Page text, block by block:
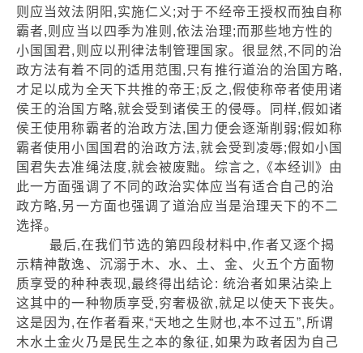
则应当效法阴阳,实施仁义;对于不经帝王授权而独自称
霸者,则应当以四季为准则,依法治理;而那些地方性的
小国国君,则应以刑律法制管理国家。很显然,不同的治
政方法有着不同的适用范围,只有推行道治的治国方略,
才足以成为全天下共推的帝王;反之,假使称帝者使用诸
侯王的治国方略,就会受到诸侯王的侵辱。同样,假如诸
侯王使用称霸者的治政方法,国力便会逐渐削弱;假如称
霸者使用小国国君的治政方法,就会受到凌辱;假如小国
国君失去准绳法度,就会被废黜。综言之,《本经训》由
此一方面强调了不同的政治实体应当有适合自己的治
政方略,另一方面也强调了道治应当是治理天下的不二
选择。
最后,在我们节选的第四段材料中,作者又逐个揭
示精神散逸、沉溺于木、水、土、金、火五个方面物
质享受的种种表现,最终得出结论: 统治者如果沾染上
这其中的一种物质享受,穷奢极欲,就足以使天下丧失。
这是因为,在作者看来,“天地之生财也,本不过五”,所谓
木水土金火乃是民生之本的象征,如果为政者因为自己